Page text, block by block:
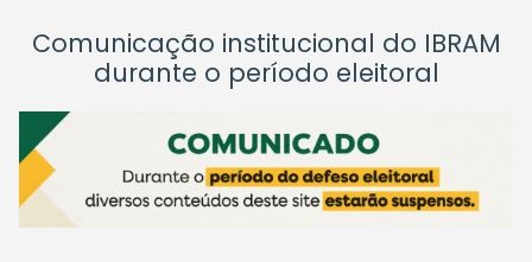
Comunicação institucional do IBRAM
durante o período eleitoral